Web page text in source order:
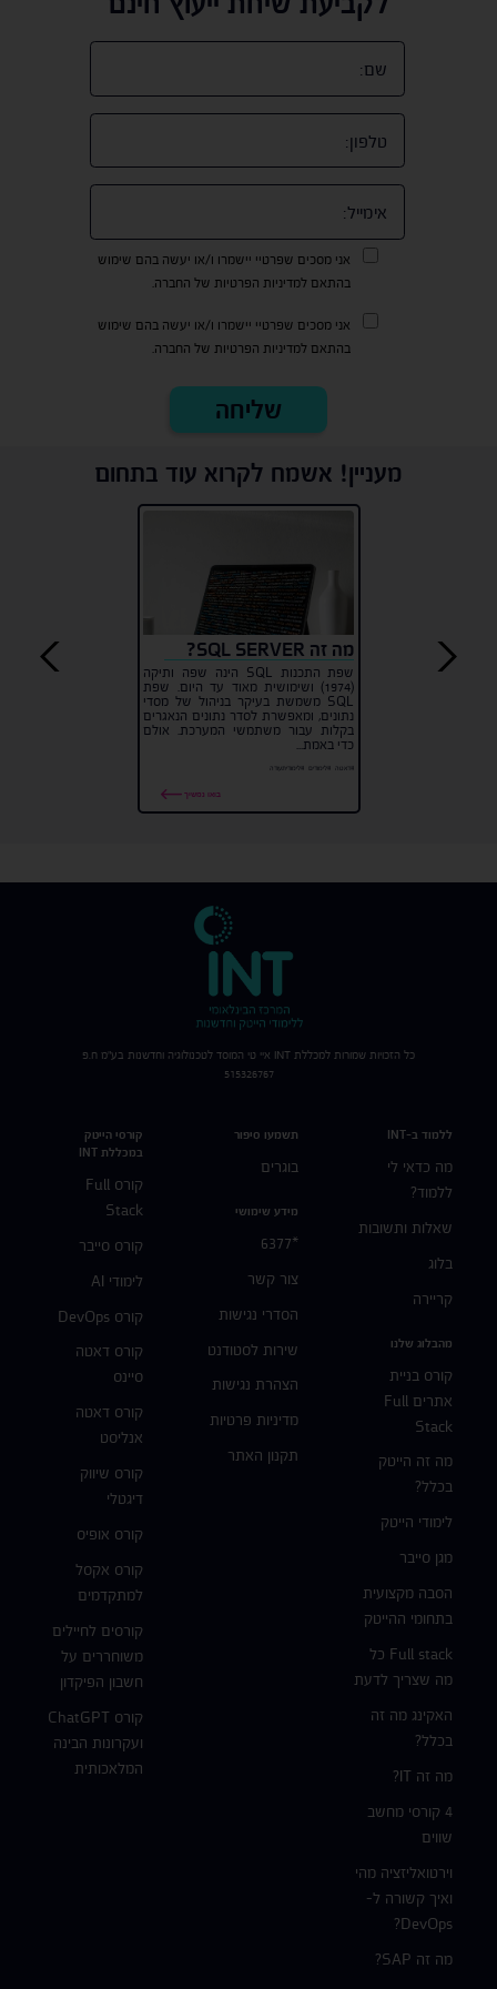
אני מסכים שפרטיי יישמרו ו/או יעשה בהם שימוש
בהתאם למדיניות הפרטיות של החברה.
אני מסכים שפרטיי יישמרו ו/או יעשה בהם שימוש
בהתאם למדיניות הפרטיות של החברה.
מעניין! אשמח לקרוא עוד בתחום
מה זה SQL SERVER?
שפת התכנות SQL הינה שפה ותיקה
(1974) ושימושית מאוד עד היום. שפת
SQL משמשת בעיקר בניהול של מסדי
נתונים, ומאפשרת לסדר נתונים הנאגרים
בקלות עבור משתמשי המערכת. אולם
כדי באמת...
#דאטה #לימודים #לימודיתעודה
בואו נמשיך
ללמוד ב-INT
מה כדאי לי
ללמוד?
שאלות ותשובות
בלוג
קריירה
מהבלוג שלנו
קורס בניית
אתרים Full
Stack
מה זה הייטק
בכלל?
לימודי הייטק
מגן סייבר
הסבה מקצועית
בתחומי ההייטק
Full stack כל
מה שצריך לדעת
האקינג מה זה
בכלל?
מה זה IT?
4 קורסי מחשב
שווים
וירטואליזציה מהי
ואיך קשורה ל-
DevOps?
מה זה SAP?
תשמעו סיפור
בוגרים
מידע שימושי
*6377
צור קשר
הסדרי נגישות
שירות לסטודנט
הצהרת נגישות
מדיניות פרטיות
תקנון האתר
קורסי הייטק
במכללת INT
קורס Full
Stack
קורס סייבר
לימודי AI
קורס DevOps
קורס דאטה
סיינס
קורס דאטה
אנליסט
קורס שיווק
דיגטלי
קורס אופיס
קורס אקסל
למתקדמים
קורסים לחיילים
משוחררים על
חשבון הפיקדון
קורס ChatGPT
ועקרונות הבינה
המלאכותית
כל הזכויות שמורות למכללת INT איי טי המוסד לטכנולוגיה וחדשנות בע"מ ח.פ
515326767